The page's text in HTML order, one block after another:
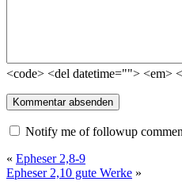
<code> <del datetime=""> <em>
Notify me of followup
« Epheser 2,8-9
Epheser 2,10 gute Werke »